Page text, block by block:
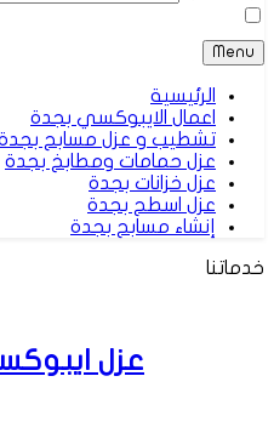
Menu
الرئيسية
اعمال الايبوكسي بجدة
تشطيب و عزل مسابح
عزل حمامات ومطابخ بجدة
عزل خزانات بجدة
عزل اسطح بجدة
إنشاء مسابح بجدة
خدماتنا
عزل